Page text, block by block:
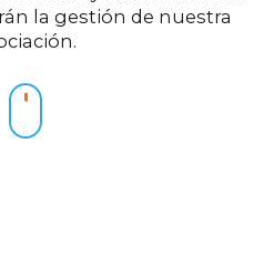
la gestión de nuestra